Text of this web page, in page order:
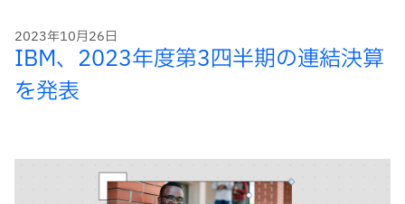
2023年10月26日
IBM、2023年度第3四半期の連結決算
を発表